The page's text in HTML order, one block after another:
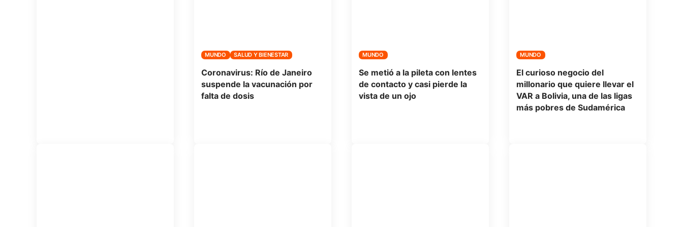
MUNDO SALUD Y BIENESTAR
Coronavirus: Río de Janeiro
suspende la vacunación por
falta de dosis
MUNDO
Se metió a la pileta con lentes
de contacto y casi pierde la
vista de un ojo
MUNDO
El curioso negocio del
millonario que quiere llevar el
VAR a Bolivia, una de las ligas
más pobres de Sudamérica